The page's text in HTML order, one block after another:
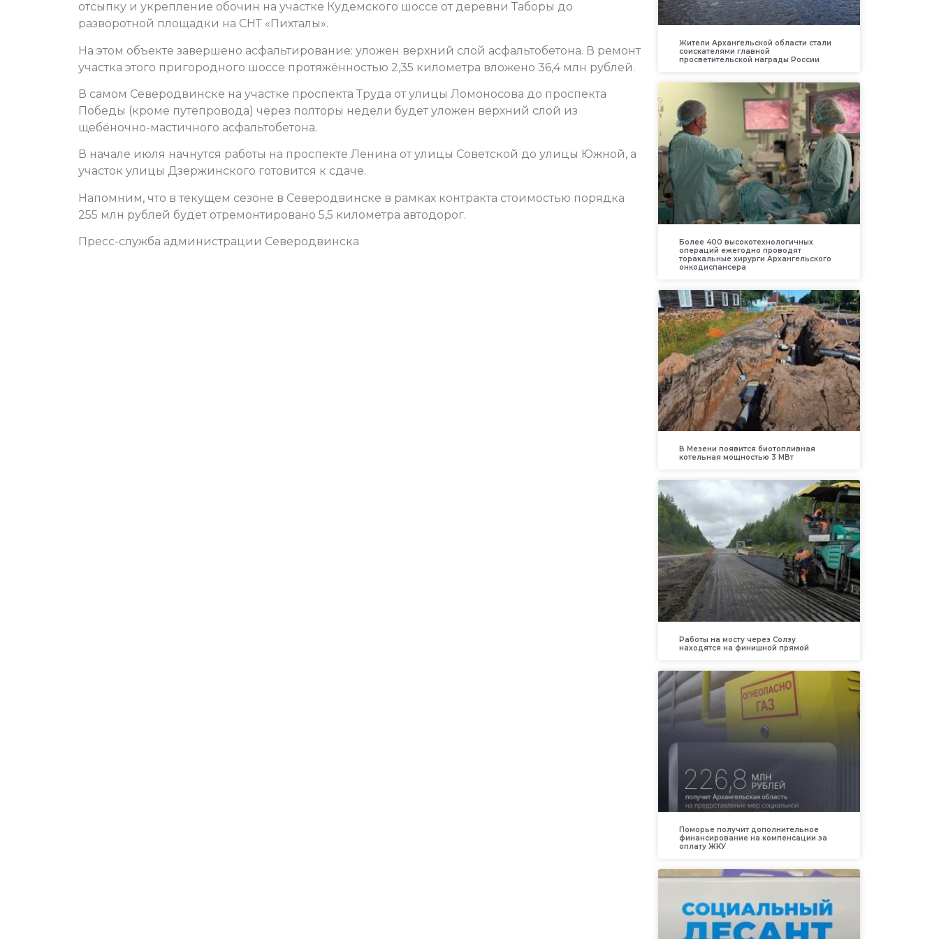
отсыпку и укрепление обочин на участке Кудемского шоссе от деревни Таборы до
разворотной площадки на СНТ «Пихталы».
На этом объекте завершено асфальтирование: уложен верхний слой асфальтобетона. В ремонт
участка этого пригородного шоссе протяжённостью 2,35 километра вложено 36,4 млн рублей.
В самом Северодвинске на участке проспекта Труда от улицы Ломоносова до проспекта
Победы (кроме путепровода) через полторы недели будет уложен верхний слой из
щебёночно-мастичного асфальтобетона.
В начале июля начнутся работы на проспекте Ленина от улицы Советской до улицы Южной, а
участок улицы Дзержинского готовится к сдаче.
Напомним, что в текущем сезоне в Северодвинске в рамках контракта стоимостью порядка
255 млн рублей будет отремонтировано 5,5 километра автодорог.
Пресс-служба администрации Северодвинска
Жители Архангельской области стали
соискателями главной
просветительской награды России
Более 400 высокотехнологичных
операций ежегодно проводят
торакальные хирурги Архангельского
онкодиспансера
В Мезени появится биотопливная
котельная мощностью 3 МВт
Работы на мосту через Солзу
находятся на финишной прямой
Поморье получит дополнительное
финансирование на компенсации за
оплату ЖКУ